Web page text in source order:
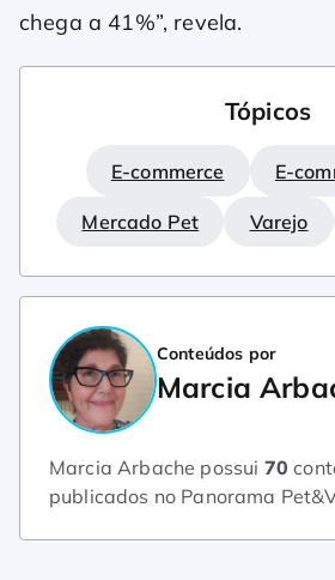
chega a 41%”, revela.
Tópicos
E-commerce E-
Mercado Pet Varejo
Conteúdos por
Marcia
Marcia Arbache possui 70
publicados no Panorama